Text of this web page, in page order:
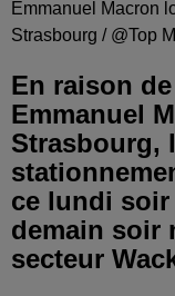
Emmanuel Macron
Strasbourg / @Top
En raison
Emmanuel
Strasbourg,
ce lundi soir
demain soir
secteur